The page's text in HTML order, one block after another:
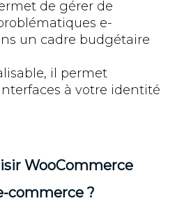
de gérer de
e-
un cadre budgétaire
il permet
à votre identité
WooCommerce
commerce ?